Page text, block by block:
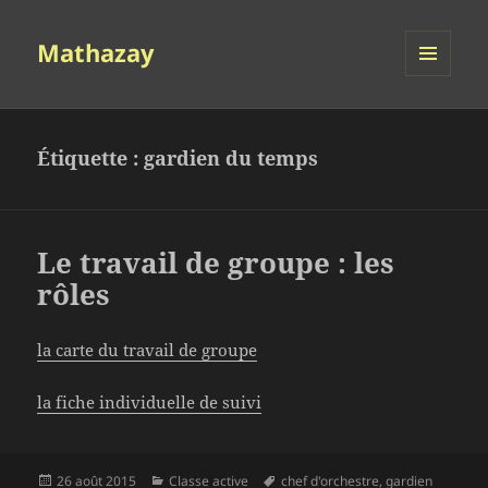
Mathazay
Étiquette : gardien du temps
Le travail de groupe : les
rôles
la carte du travail de groupe
la fiche individuelle de suivi
Publié
26 août 2015 Catégories
Classe active
Mots-
chef d'orchestre,gardien